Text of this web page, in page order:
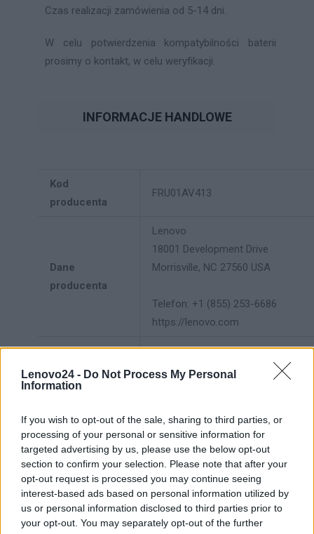
Lenovo24 - Do Not Process My Personal
Information
If you wish to opt-out of the sale, sharing to third parties, or
processing of your personal or sensitive information for
targeted advertising by us, please use the below opt-out
section to confirm your selection. Please note that after your
opt-out request is processed you may continue seeing
interest-based ads based on personal information utilized by
us or personal information disclosed to third parties prior to
your opt-out. You may separately opt-out of the further
Czas realizacji zamówienia od 5-14 dni.
W celu potwierdzenia kompatybilności baterii
prosimy o kontakt, w celu weryfikacji.
INFORMACJE HANDLOWE
Kod
producenta
FRU01AV413
Dane
producenta
Lenovo
18001 Development Drive
Morrisville, NC 27560 USA
Telefon: +1 (855) 253-6686
https://lenovo.com
Podmiot
Lenovo Technology B.V. Sp. z
o.o.
info_pl@lenovo.com
Pomoc
techniczna
https://support.lenovo.com/pl/pl/